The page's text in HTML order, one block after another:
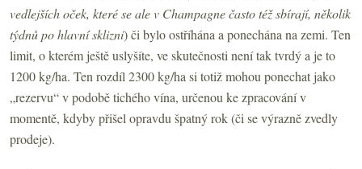
vedlejších oček, které se ale v Champagne často též sbírají, několik
týdnů po hlavní sklizni) či bylo ostříhána a ponechána na zemi. Ten
limit, o kterém ještě uslyšíte, ve skutečnosti není tak tvrdý a je to
1200 kg/ha. Ten rozdíl 2300 kg/ha si totiž mohou ponechat jako
„rezervu“ v podobě tichého vína, určenou ke zpracování v
momentě, kdyby přišel opravdu špatný rok (či se výrazně zvedly
prodeje).